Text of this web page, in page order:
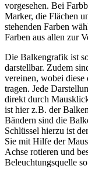
vorgesehen. Bei
Marker, die Flächen
stehenden Farben
Farben aus allen zur
Die Balkengrafik ist
darstellbar. Zudem
vereinen, wobei diese
tragen. Jede
direkt durch
ist hier z.B. der
Bändern sind die
Schlüssel hierzu ist
Sie mit Hilfe der
Achse rotieren und
Beleuchtungsquelle